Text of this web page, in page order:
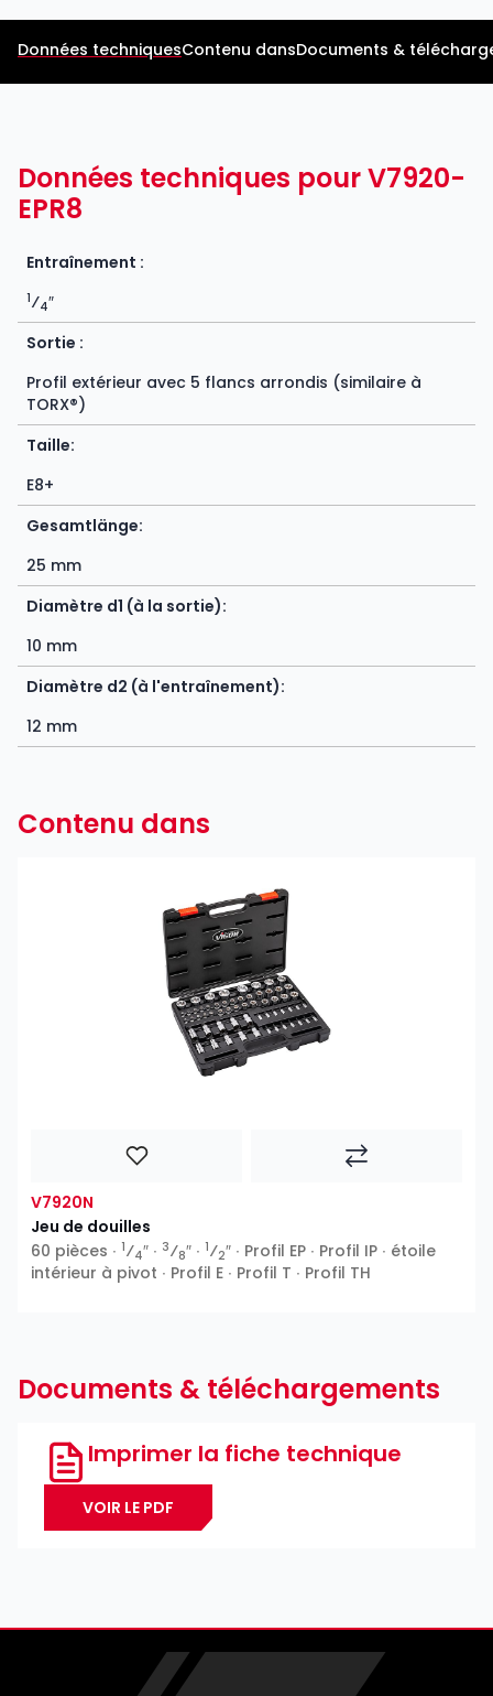
Données techniquesContenu dansDocuments &
Données techniques pour V7920-
EPR8
Entraînement :
1⁄4″
Sortie :
Profil extérieur avec 5 flancs arrondis (similaire à
TORX®)
Taille:
E8+
Gesamtlänge:
25 mm
Diamètre d1 (à la sortie):
10 mm
Diamètre d2 (à l'entraînement):
12 mm
Contenu dans
V7920N
Jeu de douilles
60 pièces ∙ 1⁄4″ ∙ 3⁄8″ ∙ 1⁄2″ ∙ Profil EP ∙ Profil IP ∙ étoile
intérieur à pivot ∙ Profil E ∙ Profil T ∙ Profil TH
Documents & téléchargements
Imprimer la fiche technique
VOIR LE PDF